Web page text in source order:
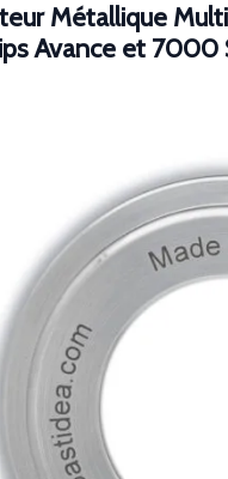
Métallique
Avance et 7000